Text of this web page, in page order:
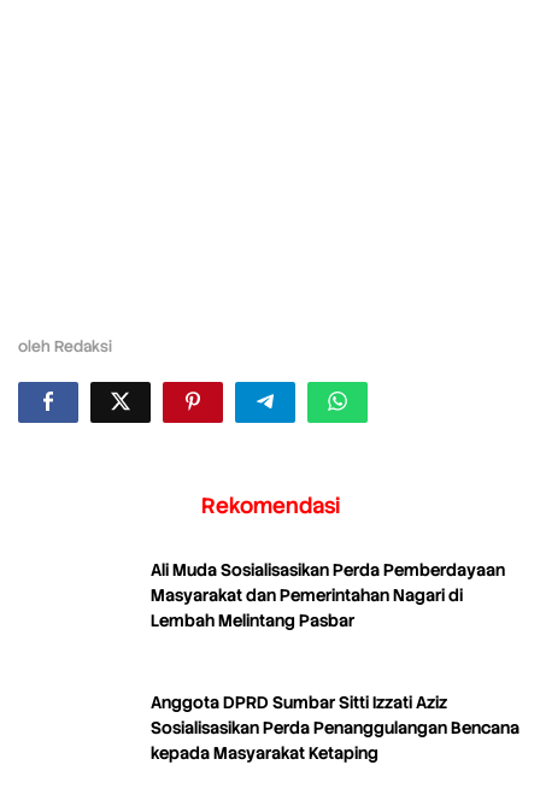
oleh Redaksi
Rekomendasi
Ali Muda Sosialisasikan Perda Pemberdayaan
Masyarakat dan Pemerintahan Nagari di
Lembah Melintang Pasbar
Anggota DPRD Sumbar Sitti Izzati Aziz
Sosialisasikan Perda Penanggulangan Bencana
kepada Masyarakat Ketaping